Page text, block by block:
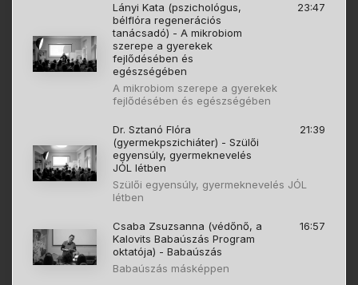
Lányi Kata (pszichológus,
bélflóra regenerációs
tanácsadó) - A mikrobiom
szerepe a gyerekek
fejlődésében és
egészségében
23:47
A mikrobiom szerepe a gyerekek
fejlődésében és egészségében
Dr. Sztanó Flóra
(gyermekpszichiáter) - Szülői
egyensúly, gyermeknevelés
JÓL létben
21:39
Szülői egyensúly, gyermeknevelés JÓL
létben
Csaba Zsuzsanna (védőnő, a
Kalovits Babaúszás Program
oktatója) - Babaúszás
16:57
Babaúszás másképpen